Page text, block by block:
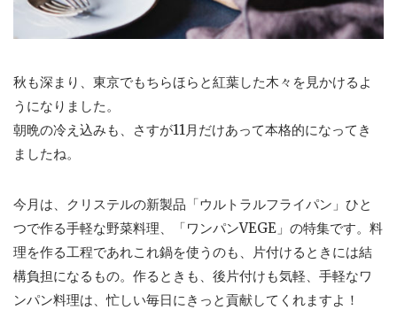
秋も深まり、東京でもちらほらと紅葉した木々を見かけるよ
うになりました。
朝晩の冷え込みも、さすが11月だけあって本格的になってき
ましたね。
今月は、クリステルの新製品「ウルトラルフライパン」ひと
つで作る手軽な野菜料理、「ワンパンVEGE」の特集です。料
理を作る工程であれこれ鍋を使うのも、片付けるときには結
構負担になるもの。作るときも、後片付けも気軽、手軽なワ
ンパン料理は、忙しい毎日にきっと貢献してくれますよ！